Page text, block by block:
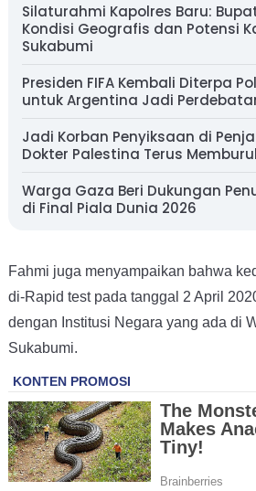
Silaturahmi Kapolres Baru:
Kondisi Geografis dan Potensi
Sukabumi
Presiden FIFA Kembali Diterpa
untuk Argentina Jadi
Jadi Korban Penyiksaan di
Dokter Palestina Terus
Warga Gaza Beri Dukungan
di Final Piala Dunia 2026
Fahmi juga menyampaikan bahwa
di-Rapid test pada tanggal 2 April
dengan Institusi Negara yang ada di
Sukabumi.